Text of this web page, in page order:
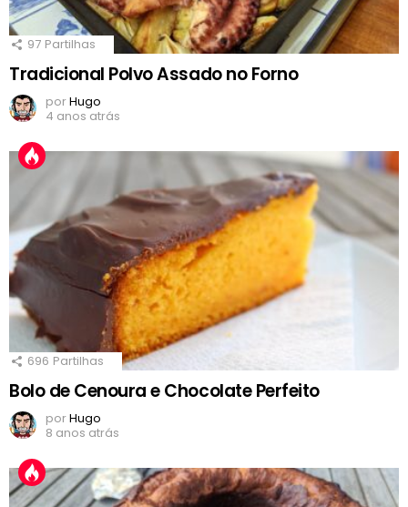
97 Partilhas
Tradicional Polvo Assado no Forno
porHugo
4 anos atrás
696 Partilhas
Bolo de Cenoura e Chocolate Perfeito
porHugo
8 anos atrás